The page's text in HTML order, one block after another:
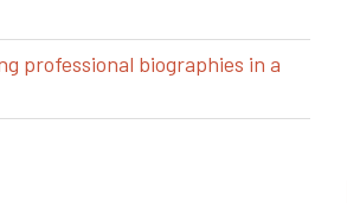
professional biographies in a